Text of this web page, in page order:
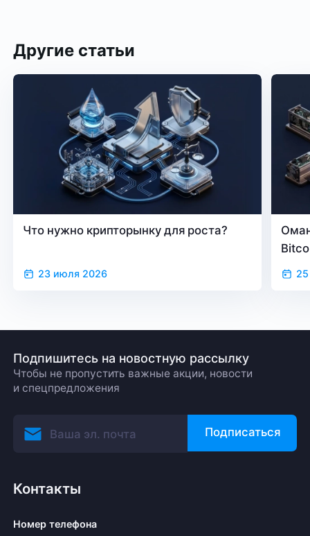
Другие статьи
Что нужно крипторынку для роста?
23 июля 2026
Подпишитесь на новостную рассылку
Чтобы не пропустить важные акции, новости
и спецпредложения
Подписаться
Контакты
Номер телефона